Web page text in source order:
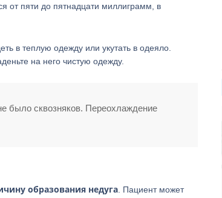
от пяти до пятнадцати миллиграмм, в
в теплую одежду или укутать в одеяло.
на него чистую одежду.
было сквозняков. Переохлаждение
образования недуга . Пациент может